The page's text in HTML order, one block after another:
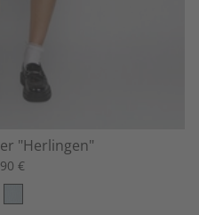
"Herlingen"
€